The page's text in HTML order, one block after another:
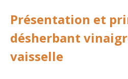
Présentation et
désherbant
vaisselle